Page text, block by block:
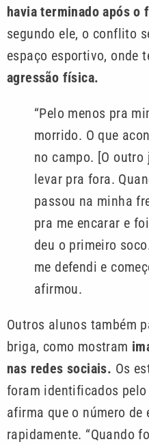
havia terminado após o
segundo ele, o conflito
espaço esportivo, onde
agressão física.
“Pelo menos pra
morrido. O que
no campo. [O outro
levar pra fora.
passou na minha
pra me encarar e
deu o primeiro
me defendi e
afirmou.
Outros alunos também
briga, como mostram
nas redes sociais. Os
foram identificados pelo
afirma que o número de
rapidamente. “Quando